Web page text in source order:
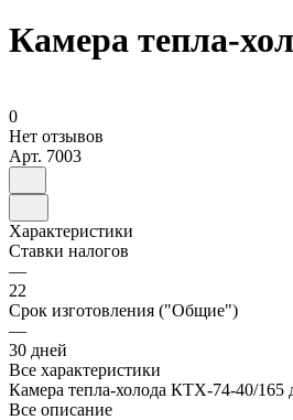
Камера тепла-
0
Нет отзывов
Арт. 7003
Характеристики
Ставки налогов
—
22
Срок изготовления ("Общие")
—
30 дней
Все характеристики
Камера тепла-холода КТХ-74-40/165
Все описание